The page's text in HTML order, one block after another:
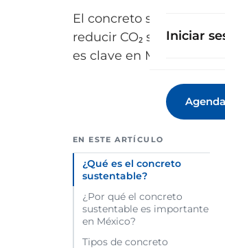
Iniciar
El concreto sustentable
reducir CO₂ sin perder
es clave en México...
EN ESTE ARTÍCULO
¿Qué es el concreto
sustentable?
¿Por qué el concreto
sustentable es importante
en México?
Tipos de concreto